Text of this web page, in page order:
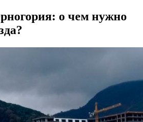
о чем нужно